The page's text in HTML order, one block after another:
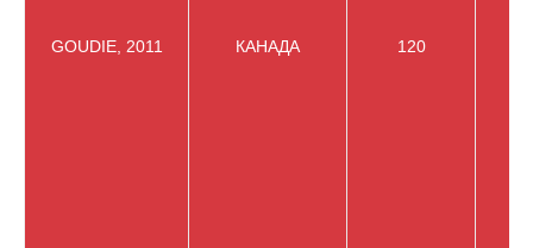
GOUDIE, 2011 КАНАДА 120